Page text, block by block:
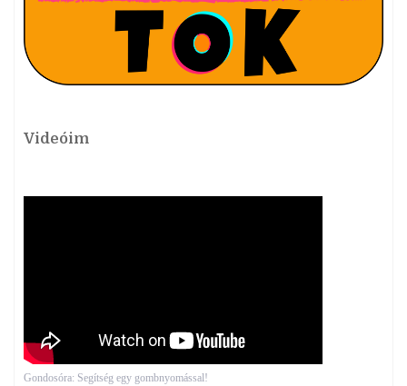
Videóim
Gondosóra: Segítség egy gombnyomással!